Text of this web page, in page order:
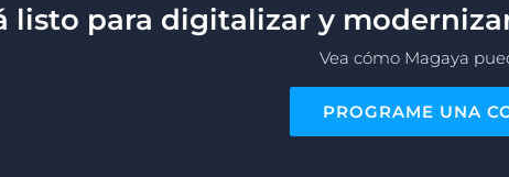
listo para digitalizar y
Vea cómo Magaya
PROGRAME UNA